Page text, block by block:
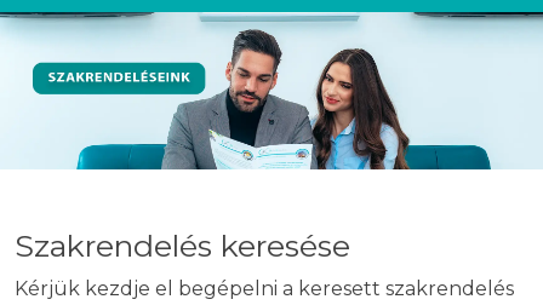
Szakrendelés keresése
Kérjük kezdje el begépelni a keresett szakrendelés